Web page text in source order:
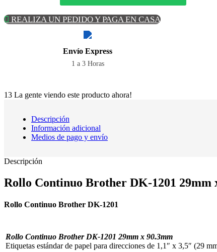
REALIZA UN PEDIDO Y PAGA EN CASA
Envío Express
1 a 3 Horas
13 La gente viendo este producto ahora!
Descripción
Información adicional
Medios de pago y envío
Descripción
Rollo Continuo Brother DK-1201 29mm
Rollo Continuo Brother DK-1201
Rollo Continuo Brother DK-1201 29mm x 90.3mm
Etiquetas estándar de papel para direcciones de 1,1″ x 3,5″ (29